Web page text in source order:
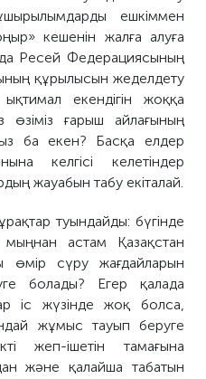
ешкіммен
кешенін жалға алуға
Ресей Федерациясының
құрылысын жеделдету
екендігін жоққа
ғарыш айлағының
ба екен? Басқа елдер
келгісі келетіндер
жауабын табу екіталай.
туындайды: бүгінде
астам Қазақстан
өмір сүру жағдайларын
болады? Егер қалада
іс жүзінде жоқ болса,
жұмыс тауып беруге
жеп-ішетін тамағына
және қалайша табатын